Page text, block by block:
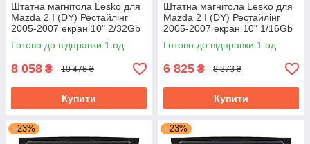
Штатна магнітола Lesko для
Mazda 2 I (DY) Рестайлінг
2005-2007 екран 10" 2/32Gb
Wi-Fi GPS Base Мазда
Готово до відправки 1 од.
8 058 ₴ 10 476 ₴
Купити
Штатна магнітола Lesko для
Mazda 2 I (DY) Рестайлінг
2005-2007 екран 10" 1/16Gb
Wi-Fi GPS Base Мазда
Готово до відправки 1 од.
6 825 ₴ 8 873 ₴
Купити
–23% –23%